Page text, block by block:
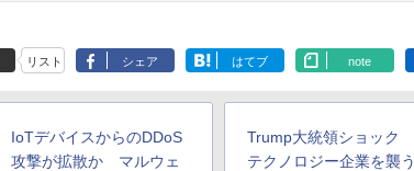
リスト シェア はてブ note
IoTデバイスからのDDoS
攻撃が拡散か マルウェ
Trump大統領ショック
テクノロジー企業を襲う